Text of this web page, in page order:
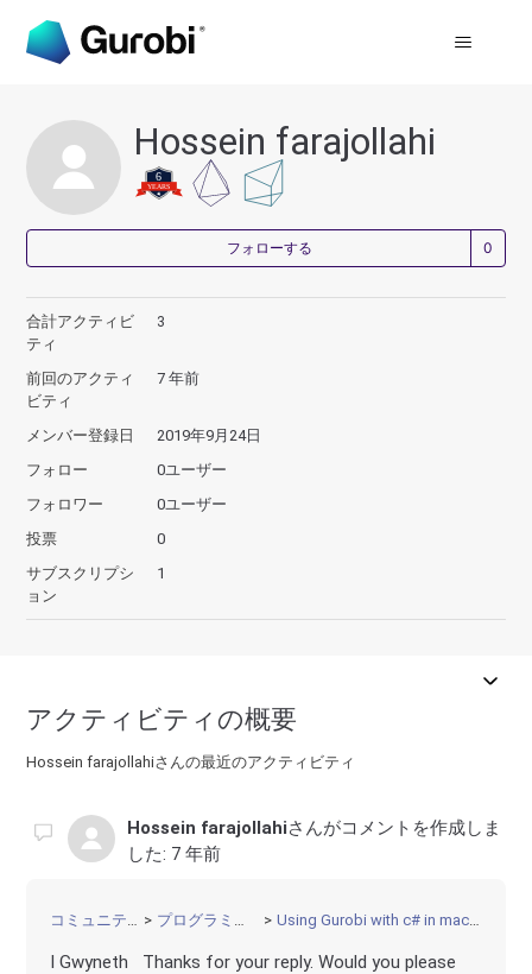
Hossein farajollahi
フォローする
合計アクティビ
ティ
3
前回のアクティ
ビティ
7 年前
メンバー登録日
2019年9月24日
フォロー
0ユーザー
フォロワー
0ユーザー
投票
0
サブスクリプシ
ョン
1
アクティビティの概要
Hossein farajollahiさんの最近のアクティビティ
Hossein farajollahiさんがコメントを作成しま
した: 7 年前
コミュニティ プログラミング Using Gurobi with c# in mac Os
I Gwyneth Thanks for your reply. Would you please